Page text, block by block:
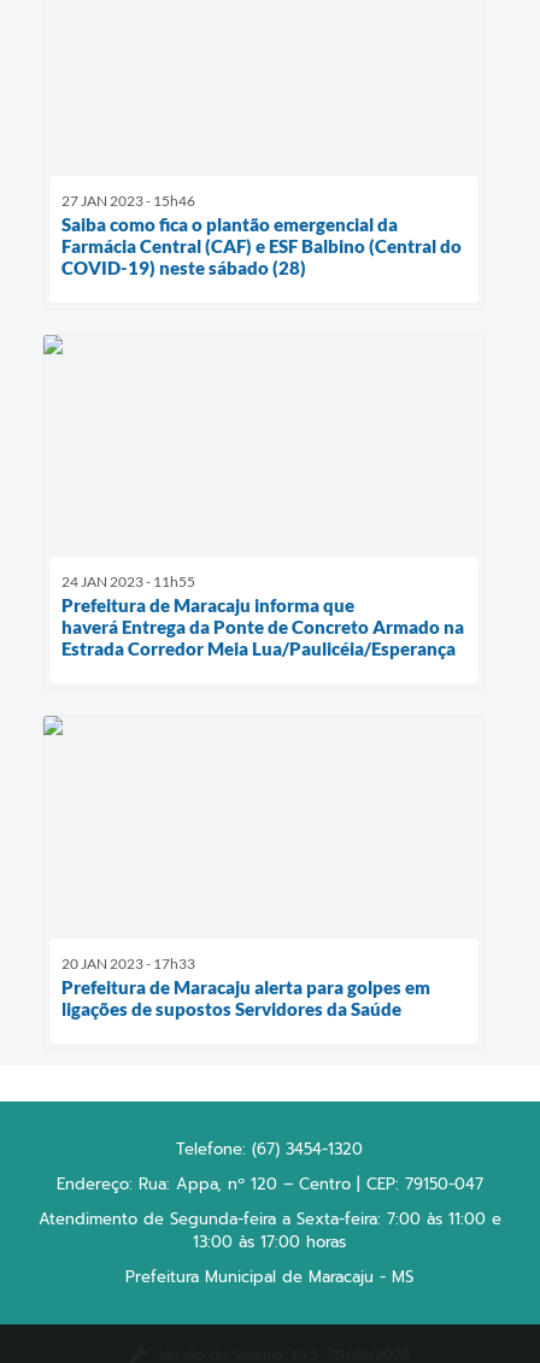
27 JAN 2023 - 15h46
Saiba como fica o plantão emergencial da
Farmácia Central (CAF) e ESF Balbino (Central do
COVID-19) neste sábado (28)
24 JAN 2023 - 11h55
Prefeitura de Maracaju informa que
haverá Entrega da Ponte de Concreto Armado na
Estrada Corredor Meia Lua/Paulicéia/Esperança
20 JAN 2023 - 17h33
Prefeitura de Maracaju alerta para golpes em
ligações de supostos Servidores da Saúde
Telefone: (67) 3454-1320
Endereço: Rua: Appa, nº 120 – Centro | CEP: 79150-047
Atendimento de Segunda-feira a Sexta-feira: 7:00 às 11:00 e
13:00 às 17:00 horas
Prefeitura Municipal de Maracaju - MS